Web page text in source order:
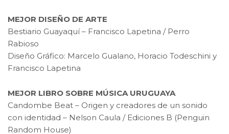
MEJOR DISEÑO DE ARTE
Bestiario Guayaquí – Francisco Lapetina / Perro
Rabioso
Diseño Gráfico: Marcelo Gualano, Horacio Todeschini y
Francisco Lapetina
MEJOR LIBRO SOBRE MÚSICA URUGUAYA
Candombe Beat – Origen y creadores de un sonido
con identidad – Nelson Caula / Ediciones B (Penguin
Random House)